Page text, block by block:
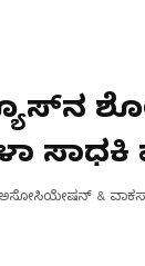
ಸಾಧಕಿ
&